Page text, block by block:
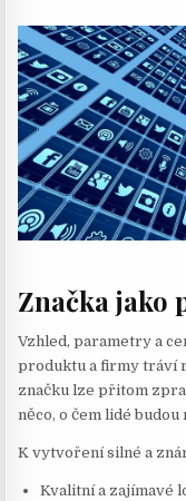
Značka jako
Vzhled, parametry a
produktu a firmy tráví
značku lze přitom
něco, o čem lidé budou
K vytvoření silné a
Kvalitní a zajímavé